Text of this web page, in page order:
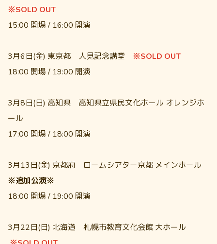
※SOLD OUT
15:00 開場 / 16:00 開演
3月6日(金) 東京都 人見記念講堂 ※SOLD OUT
18:00 開場 / 19:00 開演
3月8日(日) 高知県 高知県立県民文化ホール オレンジホ
ール
17:00 開場 / 18:00 開演
3月13日(金) 京都府 ロームシアター京都 メインホール
※追加公演※
18:00 開場 / 19:00 開演
3月22日(日) 北海道 札幌市教育文化会館 大ホール